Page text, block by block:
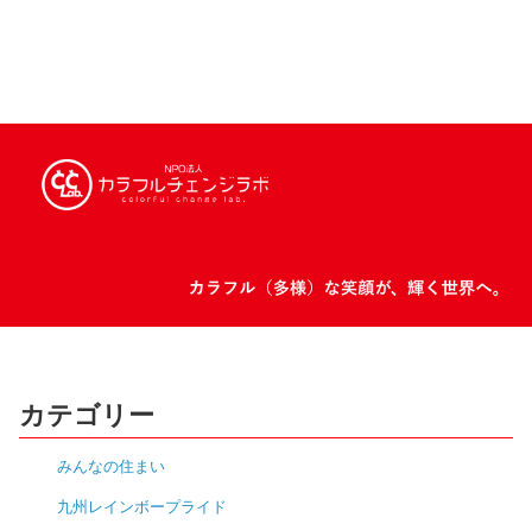
カテゴリー
みんなの住まい
九州レインボープライド